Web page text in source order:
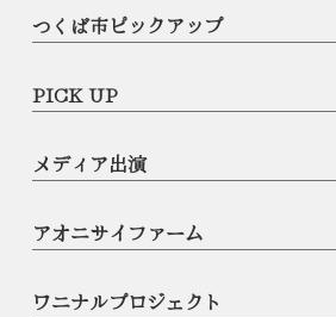
つくば市ピックアップ
PICK UP
メディア出演
アオニサイファーム
ワニナルプロジェクト